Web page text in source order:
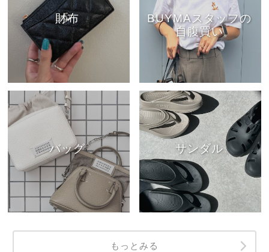
財布
BUYMAスタッフの
自腹買い
バッグ サンダル
もっとみる